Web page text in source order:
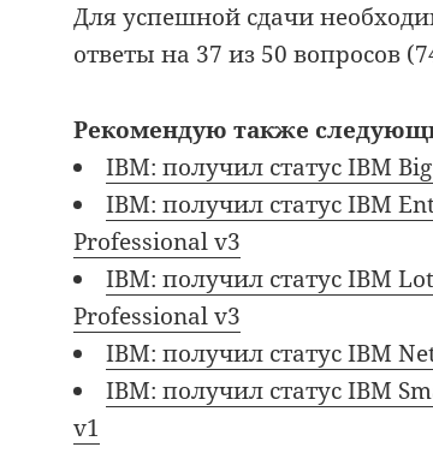
Для успешной сдачи
ответы на 37 из 50 вопросов
Рекомендую также
IBM: получил статус IBM
IBM: получил статус IBM
Professional v3
IBM: получил статус IBM
Professional v3
IBM: получил статус IBM
IBM: получил статус IBM
v1